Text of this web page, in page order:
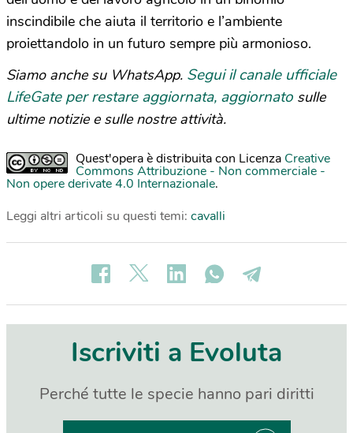
inscindibile che aiuta il territorio e l’ambiente
proiettandolo in un futuro sempre più armonioso.
Siamo anche su WhatsApp. Segui il canale ufficiale
LifeGate per restare aggiornata, aggiornato sulle
ultime notizie e sulle nostre attività.
Quest'opera è distribuita con Licenza Creative
Commons Attribuzione - Non commerciale -
Non opere derivate 4.0 Internazionale.
Leggi altri articoli su questi temi: cavalli
Iscriviti a Evoluta
Perché tutte le specie hanno pari diritti